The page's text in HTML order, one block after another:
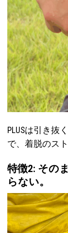
PLUSは引き抜
で、着脱のス
特徴2: その
らない。